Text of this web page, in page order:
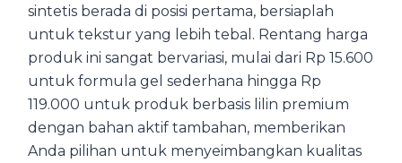
sintetis berada di posisi pertama, bersiaplah
untuk tekstur yang lebih tebal. Rentang harga
produk ini sangat bervariasi, mulai dari Rp 15.600
untuk formula gel sederhana hingga Rp
119.000 untuk produk berbasis lilin premium
dengan bahan aktif tambahan, memberikan
Anda pilihan untuk menyeimbangkan kualitas